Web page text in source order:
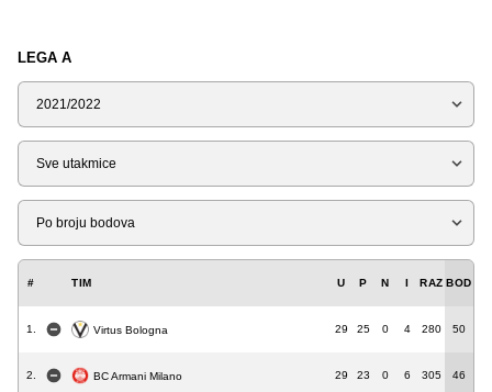
LEGA A
Sezona
Tip
Liga
# TIM U P N I RAZ BOD
1. Virtus Bologna 29 25 0 4 280 50
2. BC Armani Milano 29 23 0 6 305 46